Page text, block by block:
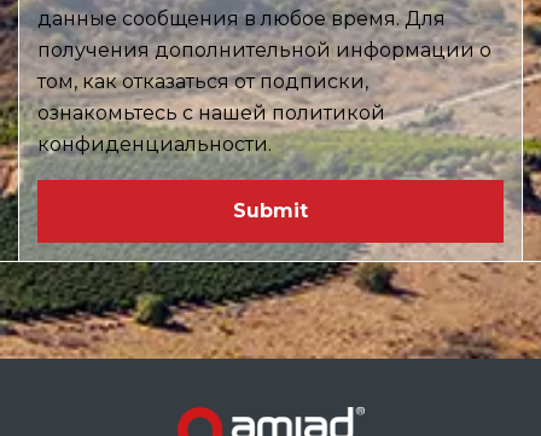
данные сообщения в любое время. Для
получения дополнительной информации о
том, как отказаться от подписки,
ознакомьтесь с нашей политикой
конфиденциальности.